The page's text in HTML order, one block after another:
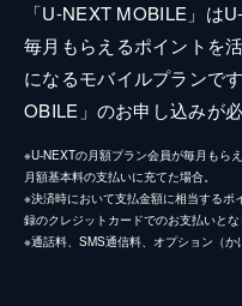
「U-NEXT MOBILE」は
毎月もらえるポイントを
になるモバイルプランで
OBILE」のお申し込みが
※U-NEXTの月額プラン会員が毎月もら
月額基本料の支払いに充てた場合。
※決済時において支払金額に相当するポ
録のクレジットカードでのお支払いとな
※通話料、SMS通信料、オプション（か